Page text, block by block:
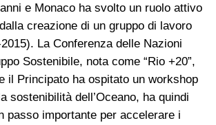
e Monaco ha svolto un ruolo attivo
creazione di un gruppo di lavoro
La Conferenza delle Nazioni
Sostenibile, nota come “Rio +20”,
il Principato ha ospitato un workshop
sostenibilità dell’Oceano, ha quindi
passo importante per accelerare i